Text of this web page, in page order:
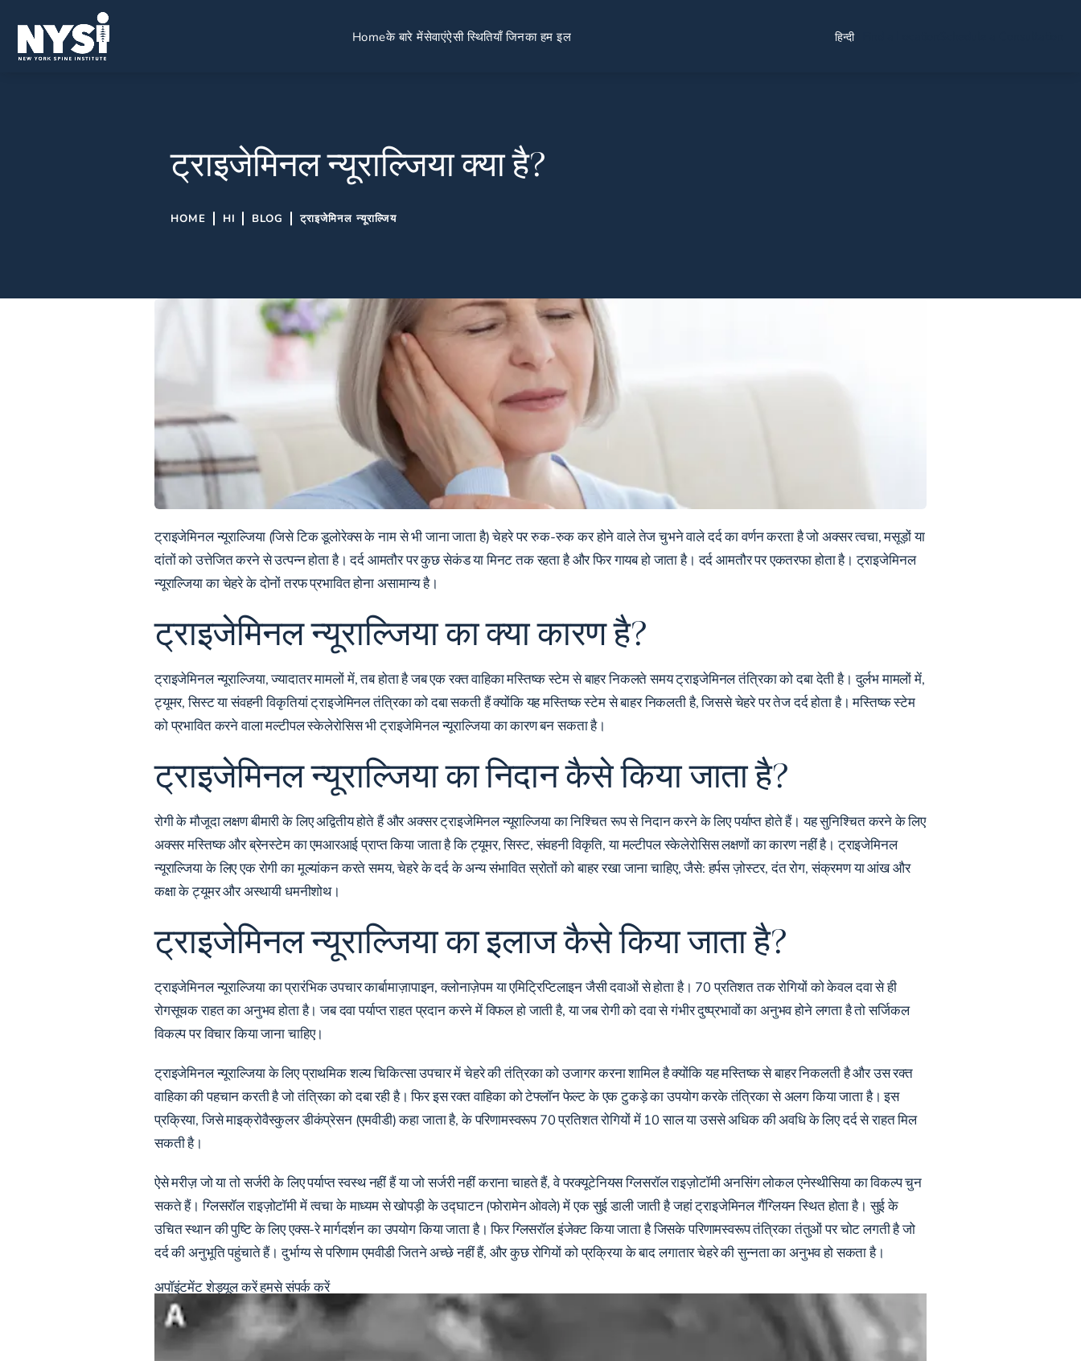
Homeके बारे मेंसेवाएंऐसी स्थितियाँ जिनका हम इल हिन्दी
ट्राइजेमिनल न्यूराल्जिया क्या है?
HOME HI BLOG ट्राइजेमिनल न्यूराल्जिय
ट्राइजेमिनल न्यूराल्जिया (जिसे टिक डूलोरेक्स के नाम से भी जाना जाता है) चेहरे पर रुक-रुक कर होने वाले तेज चुभने वाले दर्द का वर्णन करता है जो अक्सर त्वचा, मसूड़ों या
दांतों को उत्तेजित करने से उत्पन्न होता है। दर्द आमतौर पर कुछ सेकंड या मिनट तक रहता है और फिर गायब हो जाता है। दर्द आमतौर पर एकतरफा होता है। ट्राइजेमिनल
न्यूराल्जिया का चेहरे के दोनों तरफ प्रभावित होना असामान्य है।
ट्राइजेमिनल न्यूराल्जिया का क्या कारण है?
ट्राइजेमिनल न्यूराल्जिया, ज्यादातर मामलों में, तब होता है जब एक रक्त वाहिका मस्तिष्क स्टेम से बाहर निकलते समय ट्राइजेमिनल तंत्रिका को दबा देती है। दुर्लभ मामलों में,
ट्यूमर, सिस्ट या संवहनी विकृतियां ट्राइजेमिनल तंत्रिका को दबा सकती हैं क्योंकि यह मस्तिष्क स्टेम से बाहर निकलती है, जिससे चेहरे पर तेज दर्द होता है। मस्तिष्क स्टेम
को प्रभावित करने वाला मल्टीपल स्केलेरोसिस भी ट्राइजेमिनल न्यूराल्जिया का कारण बन सकता है।
ट्राइजेमिनल न्यूराल्जिया का निदान कैसे किया जाता है?
रोगी के मौजूदा लक्षण बीमारी के लिए अद्वितीय होते हैं और अक्सर ट्राइजेमिनल न्यूराल्जिया का निश्चित रूप से निदान करने के लिए पर्याप्त होते हैं। यह सुनिश्चित करने के लिए
अक्सर मस्तिष्क और ब्रेनस्टेम का एमआरआई प्राप्त किया जाता है कि ट्यूमर, सिस्ट, संवहनी विकृति, या मल्टीपल स्केलेरोसिस लक्षणों का कारण नहीं है। ट्राइजेमिनल
न्यूराल्जिया के लिए एक रोगी का मूल्यांकन करते समय, चेहरे के दर्द के अन्य संभावित स्रोतों को बाहर रखा जाना चाहिए, जैसे: हर्पस ज़ोस्टर, दंत रोग, संक्रमण या आंख और
कक्षा के ट्यूमर और अस्थायी धमनीशोथ।
ट्राइजेमिनल न्यूराल्जिया का इलाज कैसे किया जाता है?
ट्राइजेमिनल न्यूराल्जिया का प्रारंभिक उपचार कार्बामाज़ापाइन, क्लोनाज़ेपम या एमिट्रिप्टिलाइन जैसी दवाओं से होता है। 70 प्रतिशत तक रोगियों को केवल दवा से ही
रोगसूचक राहत का अनुभव होता है। जब दवा पर्याप्त राहत प्रदान करने में विफल हो जाती है, या जब रोगी को दवा से गंभीर दुष्प्रभावों का अनुभव होने लगता है तो सर्जिकल
विकल्प पर विचार किया जाना चाहिए।
ट्राइजेमिनल न्यूराल्जिया के लिए प्राथमिक शल्य चिकित्सा उपचार में चेहरे की तंत्रिका को उजागर करना शामिल है क्योंकि यह मस्तिष्क से बाहर निकलती है और उस रक्त
वाहिका की पहचान करती है जो तंत्रिका को दबा रही है। फिर इस रक्त वाहिका को टेफ्लॉन फेल्ट के एक टुकड़े का उपयोग करके तंत्रिका से अलग किया जाता है। इस
प्रक्रिया, जिसे माइक्रोवैस्कुलर डीकंप्रेसन (एमवीडी) कहा जाता है, के परिणामस्वरूप 70 प्रतिशत रोगियों में 10 साल या उससे अधिक की अवधि के लिए दर्द से राहत मिल
सकती है।
ऐसे मरीज़ जो या तो सर्जरी के लिए पर्याप्त स्वस्थ नहीं हैं या जो सर्जरी नहीं कराना चाहते हैं, वे परक्यूटेनियस ग्लिसरॉल राइज़ोटॉमी अनसिंग लोकल एनेस्थीसिया का विकल्प चुन
सकते हैं। ग्लिसरॉल राइज़ोटॉमी में त्वचा के माध्यम से खोपड़ी के उद्घाटन (फोरामेन ओवले) में एक सुई डाली जाती है जहां ट्राइजेमिनल गैंग्लियन स्थित होता है। सुई के
उचित स्थान की पुष्टि के लिए एक्स-रे मार्गदर्शन का उपयोग किया जाता है। फिर ग्लिसरॉल इंजेक्ट किया जाता है जिसके परिणामस्वरूप तंत्रिका तंतुओं पर चोट लगती है जो
दर्द की अनुभूति पहुंचाते हैं। दुर्भाग्य से परिणाम एमवीडी जितने अच्छे नहीं हैं, और कुछ रोगियों को प्रक्रिया के बाद लगातार चेहरे की सुन्नता का अनुभव हो सकता है।
अपॉइंटमेंट शेड्यूल करेंहमसे संपर्क करें